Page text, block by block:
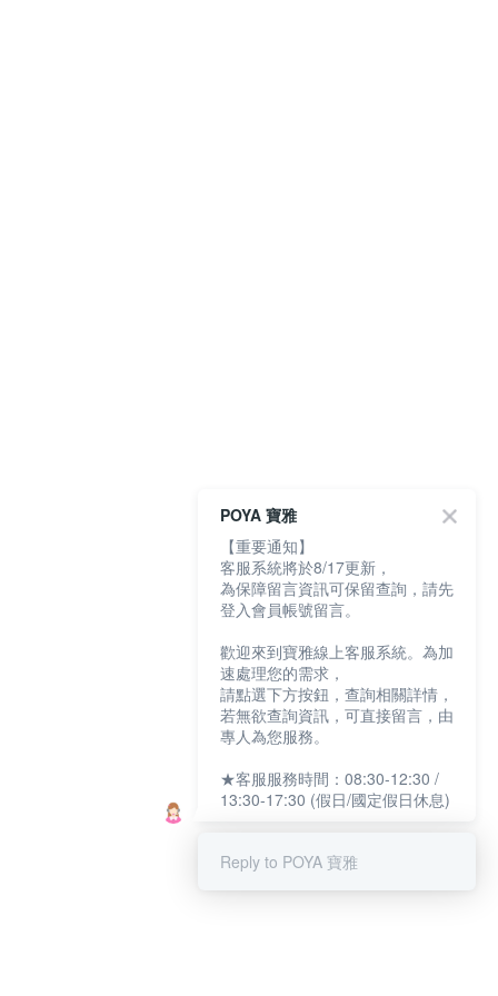
POYA 寶雅
【重要通知】
客服系統將於8/17更新，
為保障留言資訊可保留查詢，請先
登入會員帳號留言。
歡迎來到寶雅線上客服系統。為加
速處理您的需求，
請點選下方按鈕，查詢相關詳情，
若無欲查詢資訊，可直接留言，由
專人為您服務。
★客服服務時間：08:30-12:30 /
13:30-17:30 (假日/國定假日休息)
Reply to POYA 寶雅